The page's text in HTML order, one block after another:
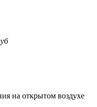
на открытом воздухе